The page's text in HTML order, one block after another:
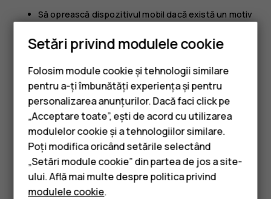
Smartphone-uri
Telefoane clasice
Accesorii
Să oprească dispozitivul mobil dacă există un motiv
Să respecte instrucțiunile producătorului
dispozitivului medical implantat.
Dacă aveți întrebări privind utilizarea dispozitivului dvs.
mobil în apropierea unui dispozitiv medical implantat,
consultați medicul.
Setări privind modulele cookie
Folosim module cookie și tehnologii similare
pentru a-ți îmbunătăți experiența și pentru
personalizarea anunțurilor. Dacă faci click pe
„Acceptare toate”, ești de acord cu utilizarea
modulelor cookie și a tehnologiilor similare.
Poți modifica oricând setările selectând
„Setări module cookie” din partea de jos a site-
ului. Află mai multe despre politica privind
modulele cookie.